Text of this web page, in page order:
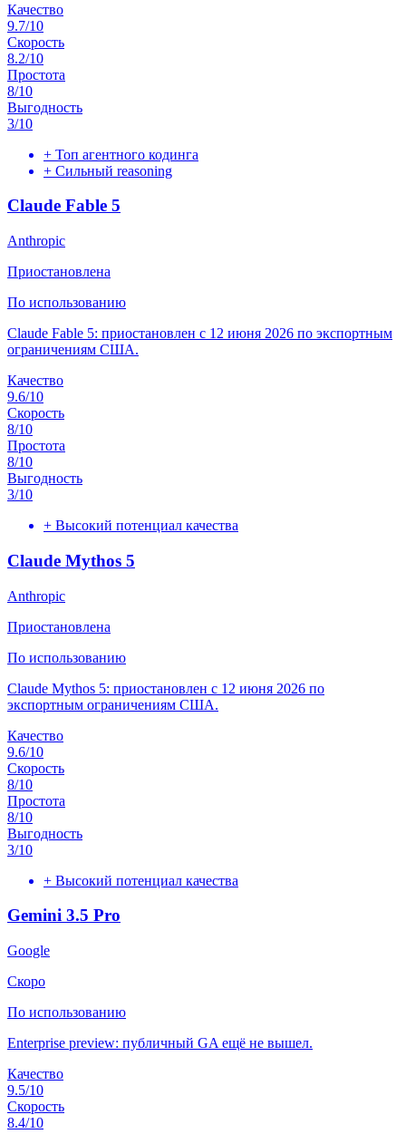
Качество
9.7/10
Скорость
8.2/10
Простота
8/10
Выгодность
3/10
+ Топ агентного кодинга
+ Сильный reasoning
Claude Fable 5
Anthropic
Приостановлена
По использованию
Claude Fable 5: приостановлен с 12 июня 2026 по экспортным
ограничениям США.
Качество
9.6/10
Скорость
8/10
Простота
8/10
Выгодность
3/10
+ Высокий потенциал качества
Claude Mythos 5
Anthropic
Приостановлена
По использованию
Claude Mythos 5: приостановлен с 12 июня 2026 по
экспортным ограничениям США.
Качество
9.6/10
Скорость
8/10
Простота
8/10
Выгодность
3/10
+ Высокий потенциал качества
Gemini 3.5 Pro
Google
Скоро
По использованию
Enterprise preview: публичный GA ещё не вышел.
Качество
9.5/10
Скорость
8.4/10